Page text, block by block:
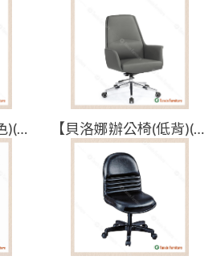
【貝洛娜洽談椅(黑色)(皮)】【2025-B1649-3】【添興家具】 【貝洛娜辦公椅(低背)(灰色)(皮)】【2025-B1648-2】【添興家具】